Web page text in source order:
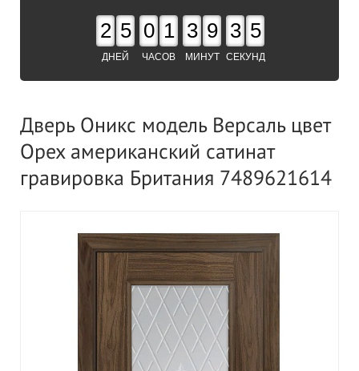
2 5
ДНЕЙ
0 1
ЧАСОВ
3 9
МИНУТ
3 5
СЕКУНД
Дверь Оникс модель Версаль цвет
Орех американский сатинат
гравировка Британия 7489621614